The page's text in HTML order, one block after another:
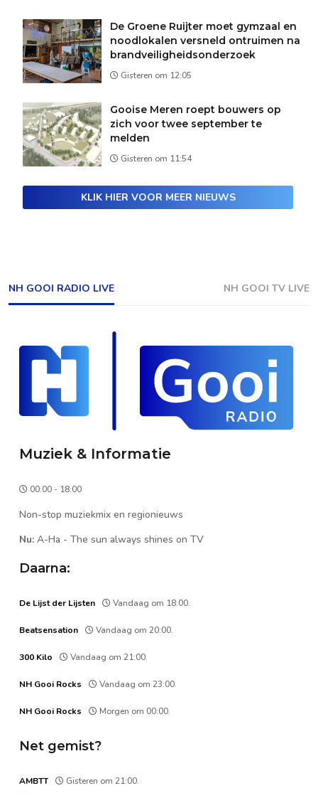
De Groene Ruijter moet gymzaal en
noodlokalen versneld ontruimen na
brandveiligheidsonderzoek
Gisteren om 12:05
Gooise Meren roept bouwers op
zich voor twee september te
melden
Gisteren om 11:54
KLIK HIER VOOR MEER NIEUWS
NH GOOI RADIO LIVE NH GOOI TV LIVE
Muziek & Informatie
00:00 - 18:00
Non-stop muziekmix en regionieuws
Nu: A-Ha - The sun always shines on TV
Daarna:
De Lijst der Lijsten Vandaag om 18:00.
Beatsensation Vandaag om 20:00.
300 Kilo Vandaag om 21:00.
NH Gooi Rocks Vandaag om 23:00.
NH Gooi Rocks Morgen om 00:00.
Net gemist?
AMBTT Gisteren om 21:00.